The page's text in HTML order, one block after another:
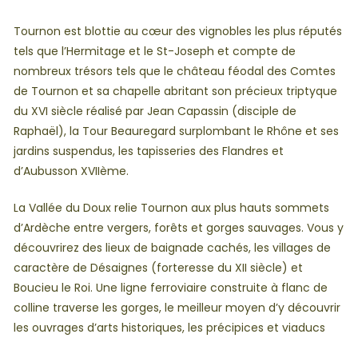
Tournon est blottie au cœur des vignobles les plus réputés
tels que l’Hermitage et le St-Joseph et compte de
nombreux trésors tels que le château féodal des Comtes
de Tournon et sa chapelle abritant son précieux triptyque
du XVI siècle réalisé par Jean Capassin (disciple de
Raphaël), la Tour Beauregard surplombant le Rhône et ses
jardins suspendus, les tapisseries des Flandres et
d’Aubusson XVIIème.
La Vallée du Doux relie Tournon aux plus hauts sommets
d’Ardèche entre vergers, forêts et gorges sauvages. Vous y
découvrirez des lieux de baignade cachés, les villages de
caractère de Désaignes (forteresse du XII siècle) et
Boucieu le Roi. Une ligne ferroviaire construite à flanc de
colline traverse les gorges, le meilleur moyen d’y découvrir
les ouvrages d’arts historiques, les précipices et viaducs